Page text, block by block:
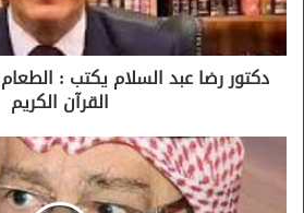
دكتور رضا عبد السلام يكتب :
القرآن الكريم